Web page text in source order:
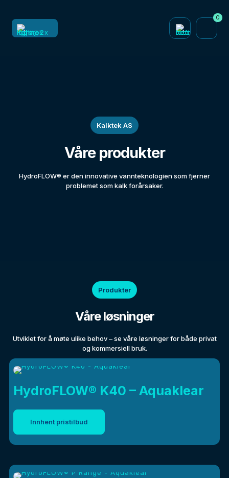
0
Kalktek AS
Våre produkter
HydroFLOW® er den innovative vannteknologien som fjerner
problemet som kalk forårsaker.
Produkter
Våre løsninger
Utviklet for å møte ulike behov – se våre løsninger for både privat
og kommersiell bruk.
HydroFLOW® K40 – Aquaklear
Innhent pristilbud